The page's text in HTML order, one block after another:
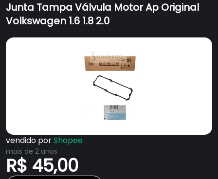
Junta Tampa Válvula Motor Ap Original
Volkswagen 1.6 1.8 2.0
vendido porShopee
mais de 2 anos
R$ 45,00